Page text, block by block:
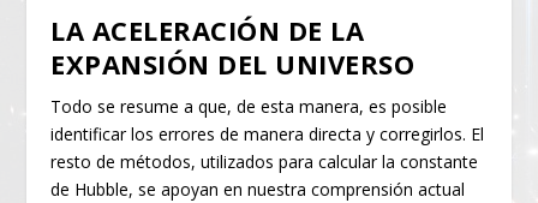
LA ACELERACIÓN DE LA
EXPANSIÓN DEL UNIVERSO
Todo se resume a que, de esta manera, es posible
identificar los errores de manera directa y corregirlos. El
resto de métodos, utilizados para calcular la constante
de Hubble, se apoyan en nuestra comprensión actual